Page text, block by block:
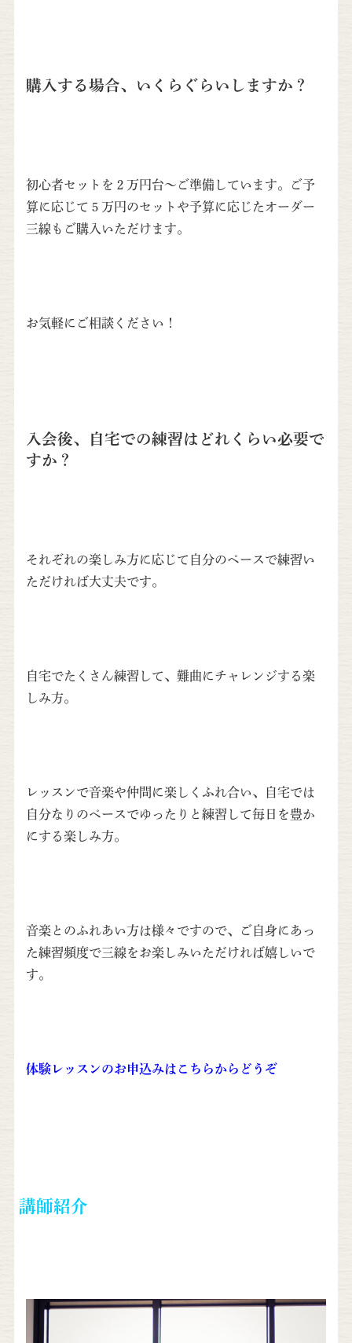
購入する場合、いくらぐらいしますか？
初心者セットを２万円台～ご準備しています。ご予
算に応じて５万円のセットや予算に応じたオーダー
三線もご購入いただけます。
お気軽にご相談ください！
入会後、自宅での練習はどれくらい必要で
すか？
それぞれの楽しみ方に応じて自分のペースで練習い
ただければ大丈夫です。
自宅でたくさん練習して、難曲にチャレンジする楽
しみ方。
レッスンで音楽や仲間に楽しくふれ合い、自宅では
自分なりのペースでゆったりと練習して毎日を豊か
にする楽しみ方。
音楽とのふれあい方は様々ですので、ご自身にあっ
た練習頻度で三線をお楽しみいただければ嬉しいで
す。
体験レッスンのお申込みはこちらからどうぞ
講師紹介